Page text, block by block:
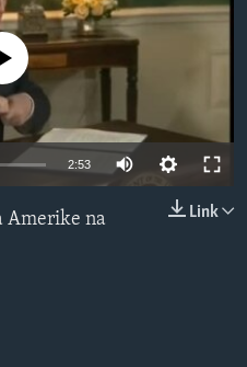
currently available
2:53
Link
Amerike na